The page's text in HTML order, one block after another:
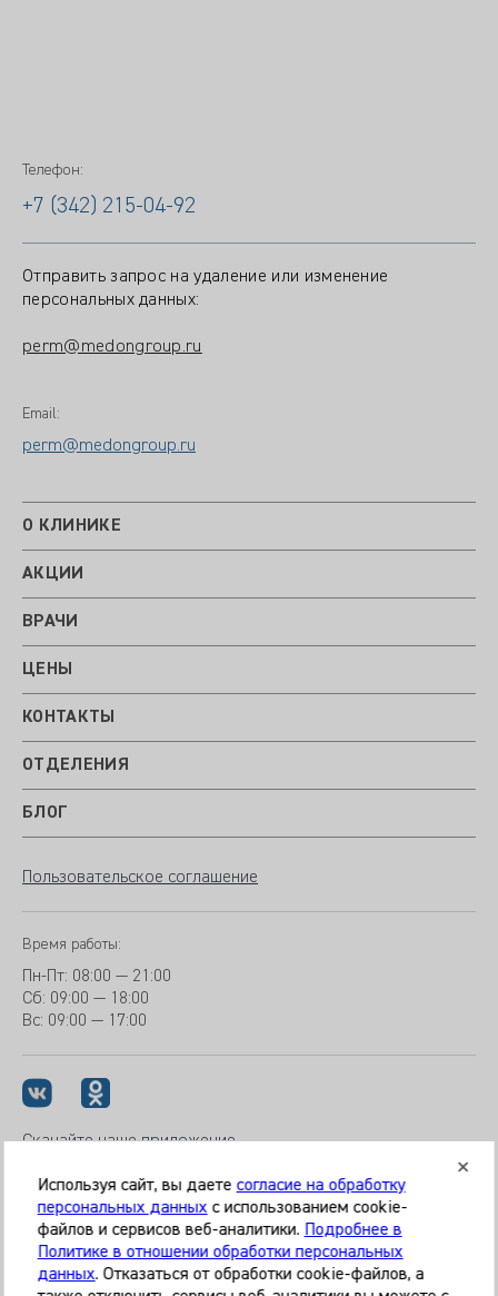
Телефон:
+7 (342) 215-04-92
Отправить запрос на удаление или изменение
персональных данных:
perm@medongroup.ru
Email:
perm@medongroup.ru
О КЛИНИКЕ
АКЦИИ
ВРАЧИ
ЦЕНЫ
КОНТАКТЫ
ОТДЕЛЕНИЯ
БЛОГ
Пользовательское соглашение
Время работы:
Пн-Пт: 08:00 — 21:00
Сб: 09:00 — 18:00
Вс: 09:00 — 17:00
Скачайте наше приложение
© 2026 Клиника «МЕДИКАЛ ОН ГРУП»
Все права защищены
Используя сайт, вы даете согласие на обработку
персональных данныхс использованием cookie-
файлов и сервисов веб-аналитики. Подробнее в
Политике в отношении обработки персональных
данных. Отказаться от обработки cookie-файлов, а